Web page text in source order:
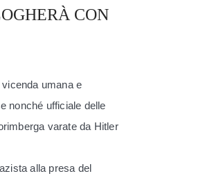
CON
umana e
nonché ufficiale delle
varate da Hitler
alla presa del